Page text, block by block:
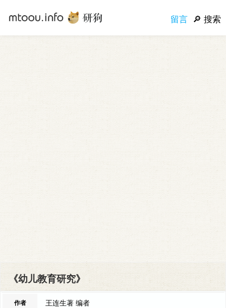
留言 搜索
《幼儿教育研究》
作者 王连生著 编者